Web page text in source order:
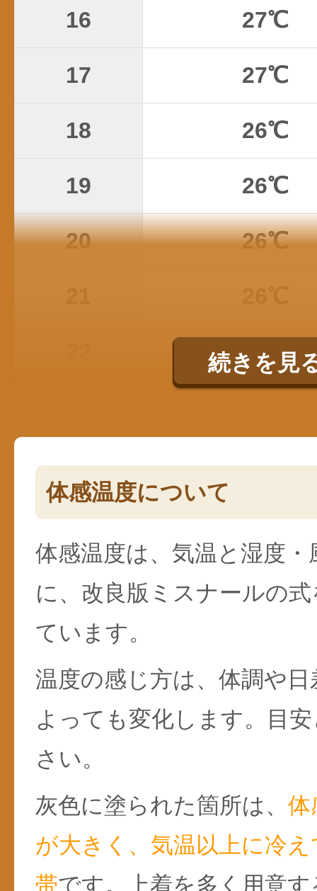
16 27℃
17 27℃
18 26℃
19 26℃
20 26℃
26℃
続きを見
体感温度について
体感温度は、気温と湿度
に、改良版ミスナールの
ています。
温度の感じ方は、体調や
よっても変化します。目
さい。
灰色に塗られた箇所は、 体
が大きく、気温以上に冷
帯です。上着を多く用意